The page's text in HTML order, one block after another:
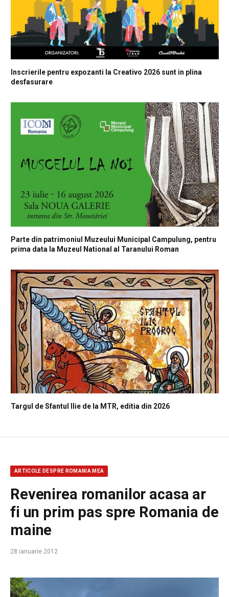
Inscrierile pentru expozanti la Creativo 2026 sunt in plina
desfasurare
Parte din patrimoniul Muzeului Municipal Campulung, pentru
prima data la Muzeul National al Taranului Roman
Targul de Sfantul Ilie de la MTR, editia din 2026
ARTICOLE DESPRE ROMANIA MEA
Revenirea romanilor acasa ar
fi un prim pas spre Romania de
maine
28 ianuarie 2012